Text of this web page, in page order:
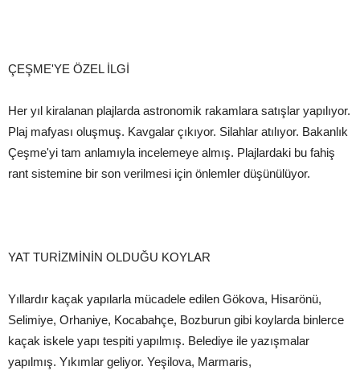
ÇEŞME'YE ÖZEL İLGİ
Her yıl kiralanan plajlarda astronomik rakamlara satışlar yapılıyor.
Plaj mafyası oluşmuş. Kavgalar çıkıyor. Silahlar atılıyor. Bakanlık
Çeşme'yi tam anlamıyla incelemeye almış. Plajlardaki bu fahiş
rant sistemine bir son verilmesi için önlemler düşünülüyor.
YAT TURİZMİNİN OLDUĞU KOYLAR
Yıllardır kaçak yapılarla mücadele edilen Gökova, Hisarönü,
Selimiye, Orhaniye, Kocabahçe, Bozburun gibi koylarda binlerce
kaçak iskele yapı tespiti yapılmış. Belediye ile yazışmalar
yapılmış. Yıkımlar geliyor. Yeşilova, Marmaris,